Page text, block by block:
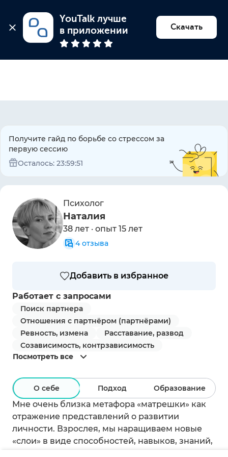
YouTalk лучше
в приложении
Скачать
Найти психолога
Получите гайд по борьбе со стрессом за
первую сессию
Осталось: 23:59:51
Психолог
Наталия
38 лет · опыт 15 лет
4 отзыва
Добавить в избранное
Работает с запросами
Поиск партнера
Отношения с партнёром (партнёрами)
Ревность, измена
Расставание, развод
Созависимость, контрзависимость
Посмотреть все
О себе Подход Образование
Мне очень близка метафора «матрешки» как
отражение представлений о развитии
личности. Взрослея, мы наращиваем новые
«слои» в виде способностей, навыков, знаний,